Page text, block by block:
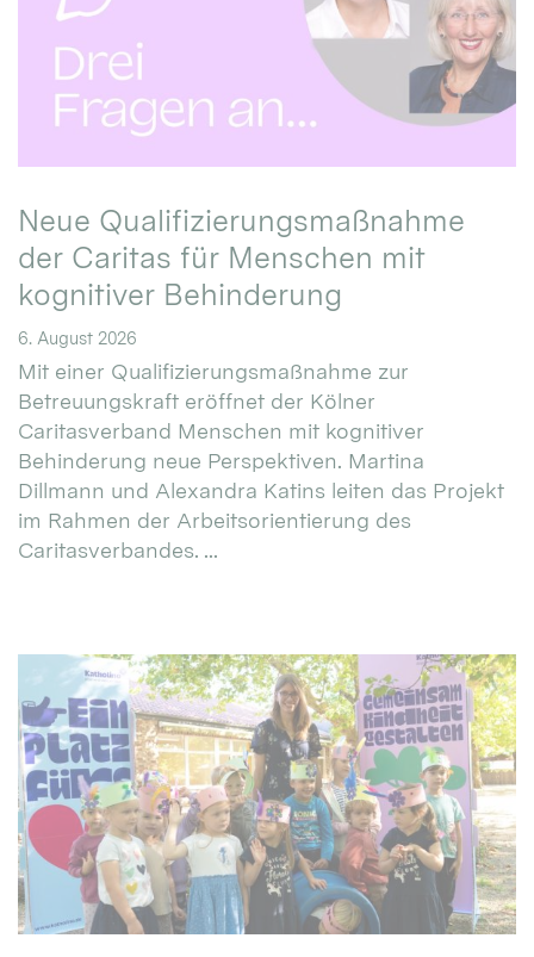
Neue Qualifizierungsmaßnahme
der Caritas für Menschen mit
kognitiver Behinderung
6. August 2026
Mit einer Qualifizierungsmaßnahme zur
Betreuungskraft eröffnet der Kölner
Caritasverband Menschen mit kognitiver
Behinderung neue Perspektiven. Martina
Dillmann und Alexandra Katins leiten das Projekt
im Rahmen der Arbeitsorientierung des
Caritasverbandes. ...